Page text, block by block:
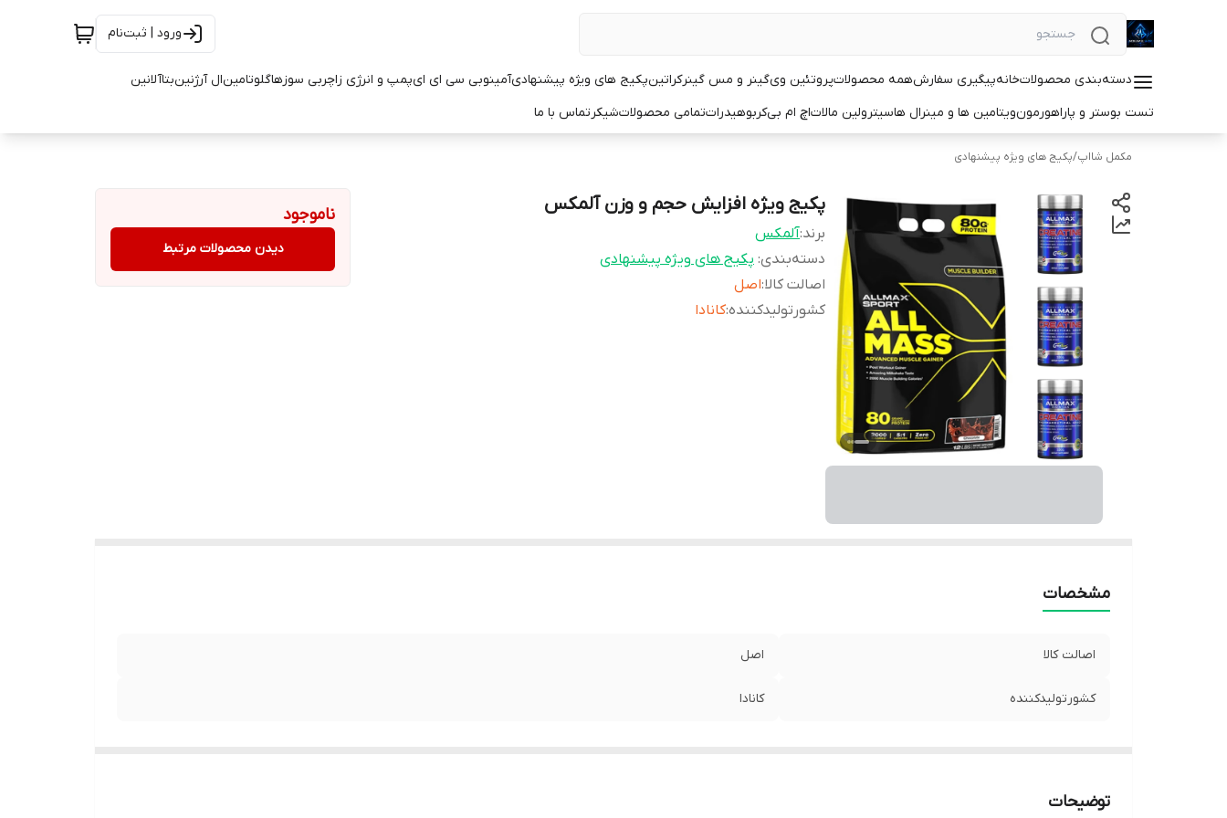
ورود | ثبت‌نام
دسته‌بندی محصولاتخانهپیگیری سفارشهمه محصولاتپروتئین ویگینر و مس گینرکراتینپکیج های ویژه پیشنهادیآمینوبی سی ای ایپمپ و انرژی زاچربی سوزهاگلوتامینال آرژنینبتاآلانین
تست بوستر و پاراهورمونویتامین ها و مینرال هاسیترولین مالاتاچ ام بیکربوهیدراتتمامی محصولاتشیکرتماس با ما
مکمل شااپ/پکیج های ویژه پیشنهادی
پکیج ویژه افزایش حجم و وزن آلمکس
برند:آلمکس
دسته‌بندی: پکیج های ویژه پیشنهادی
اصالت کالا:اصل
کشورتولیدکننده:کانادا
ناموجود
دیدن محصولات مرتبط
مشخصات
اصالت کالا اصل
کشورتولیدکننده کانادا
توضیحات